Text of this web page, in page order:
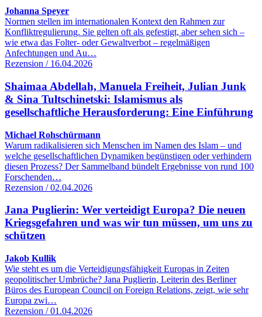
Johanna Speyer
Normen stellen im internationalen Kontext den Rahmen zur
Konfliktregulierung. Sie gelten oft als gefestigt, aber sehen sich –
wie etwa das Folter- oder Gewaltverbot – regelmäßigen
Anfechtungen und Au…
Rezension / 16.04.2026
Shaimaa Abdellah, Manuela Freiheit, Julian Junk
& Sina Tultschinetski: Islamismus als
gesellschaftliche Herausforderung: Eine Einführung
Michael Rohschürmann
Warum radikalisieren sich Menschen im Namen des Islam – und
welche gesellschaftlichen Dynamiken begünstigen oder verhindern
diesen Prozess? Der Sammelband bündelt Ergebnisse von rund 100
Forschenden…
Rezension / 02.04.2026
Jana Puglierin: Wer verteidigt Europa? Die neuen
Kriegsgefahren und was wir tun müssen, um uns zu
schützen
Jakob Kullik
Wie steht es um die Verteidigungsfähigkeit Europas in Zeiten
geopolitischer Umbrüche? Jana Puglierin, Leiterin des Berliner
Büros des European Council on Foreign Relations, zeigt, wie sehr
Europa zwi…
Rezension / 01.04.2026